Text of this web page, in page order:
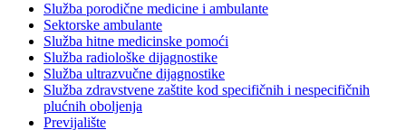
Služba porodične medicine i ambulante
Sektorske ambulante
Služba hitne medicinske pomoći
Služba radiološke dijagnostike
Služba ultrazvučne dijagnostike
Služba zdravstvene zaštite kod specifičnih i nespecifičnih
plućnih oboljenja
Previjalište